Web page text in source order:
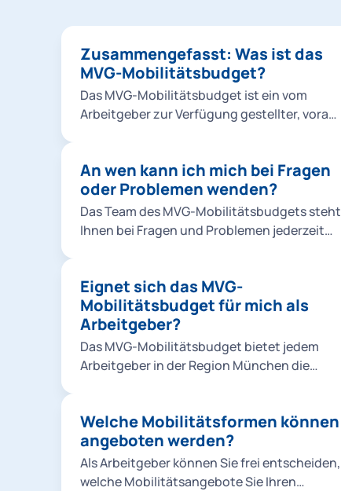
Zusammengefasst: Was ist das
MVG-Mobilitätsbudget?
Das MVG-Mobilitätsbudget ist ein vom
Arbeitgeber zur Verfügung gestellter, vorab
unterschiedlicher Mobilitätsangebote
innerhalb der MVGO App verwenden können.
Dabei ist das Budget sowohl für private und
dienstliche Fahrten als auch den Weg zur
Mitarbeitenden angepasst werden.
An wen kann ich mich bei Fragen
oder Problemen wenden?
Das Team des MVG-Mobilitätsbudgets steht
Ihnen bei Fragen und Problemen jederzeit
Eignet sich das MVG-
Mobilitätsbudget für mich als
Arbeitgeber?
Das MVG-Mobilitätsbudget bietet jedem
Arbeitgeber in der Region München die
anzubieten. Es ermöglicht Ihnen, der stetig
steigenden Nachfrage nach alternativen
Mobilitätsangeboten im urbanen Raum
gerecht zu werden und sich damit als
Welche Mobilitätsformen können
angeboten werden?
Als Arbeitgeber können Sie frei entscheiden,
welche Mobilitätsangebote Sie Ihren